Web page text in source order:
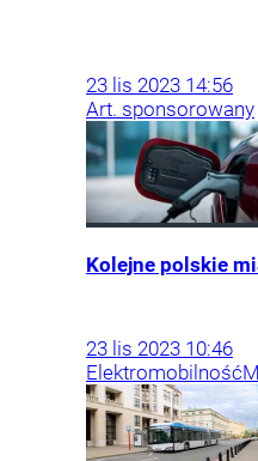
23 lis 2023 14:56
Art. sponsorowany
Kolejne polskie
23 lis 2023 10:46
Elektromobilność